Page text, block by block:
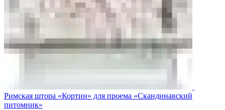
Римская штора «Кортин» для проема «Скандинавский
питомник»